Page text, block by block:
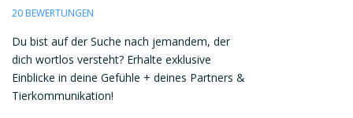
20 BEWERTUNGEN
Du bist auf der Suche nach jemandem, der
dich wortlos versteht? Erhalte exklusive
Einblicke in deine Gefühle + deines Partners &
Tierkommunikation!